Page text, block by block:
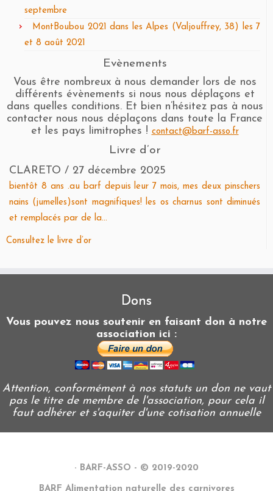
septembre
MontBoubou 2021 dans les Alpes (Valjouffrey, 38) les 7
et 8 août 2021
Evènements
Vous être nombreux à nous demander lors de nos
différents évènements si nous nous déplaçons et
dans quelles conditions. Et bien n’hésitez pas à nous
contacter nous nous déplaçons dans toute la France
et les pays limitrophes ! contact@barf-asso.fr
Livre d’or
CLARETO / 27 décembre 2025
bientôt 8 ans .au barf depuis leur 7 mois, mes deux pinschers
nains (jumelles)sont magnifiques! les os charnus sont diminués
et remplacés par de la...
Consultez le livre d’or
Dons
Vous pouvez nous soutenir en faisant don à notre
association ici :
Attention, conformément à nos statuts un don ne vaut
pas le titre de membre de l'association, pour cela il
faut adhérer et s'aquiter d'une cotisation annuelle
· BARF-ASSO - © 2019-2020
BARF Alimentation naturelle des carnivores